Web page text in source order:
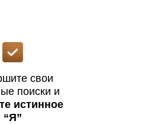
свои
поиски и
истинное
“Я”